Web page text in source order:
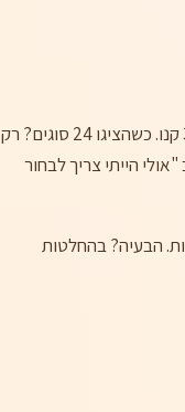
המחקר המפורסם של Barry Schwartz על "הפרדוקס של הבחירה" הראה תוצאות מפתיעות: כשהציגו לאנשים 6 סוגי ריבה, 30% קנו. כשהציגו 24 סוגים? רק
הייתי צריך לבחור
הבעיה? בהחלטות